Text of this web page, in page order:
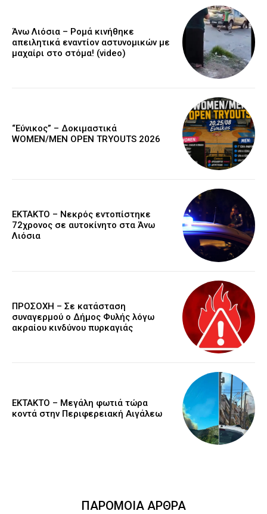
Άνω Λιόσια – Ρομά κινήθηκε
απειλητικά εναντίον αστυνομικών με
μαχαίρι στο στόμα! (video)
“Εύνικος” – Δοκιμαστικά
WOMEN/MEN OPEN TRYOUTS 2026
EKTAKTO – Νεκρός εντοπίστηκε
72χρονος σε αυτοκίνητο στα Άνω
Λιόσια
ΠΡΟΣΟΧΗ – Σε κατάσταση
συναγερμού ο Δήμος Φυλής λόγω
ακραίου κινδύνου πυρκαγιάς
ΕΚΤΑΚΤΟ – Μεγάλη φωτιά τώρα
κοντά στην Περιφερειακή Αιγάλεω
ΠΑΡΟΜΟΙΑ ΑΡΘΡΑ